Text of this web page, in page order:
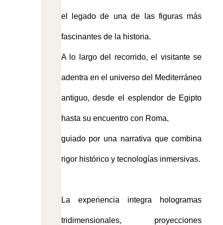
el legado de una de las figuras más
fascinantes de la historia.
A lo largo del recorrido, el visitante se
adentra en el universo del Mediterráneo
antiguo, desde el esplendor de Egipto
hasta su encuentro con Roma,
guiado por una narrativa que combina
rigor histórico y tecnologías inmersivas.
La experiencia integra hologramas
tridimensionales, proyecciones